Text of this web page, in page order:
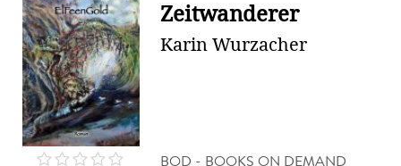
Zeitwanderer
Karin Wurzacher
BOD - BOOKS ON DEMAND